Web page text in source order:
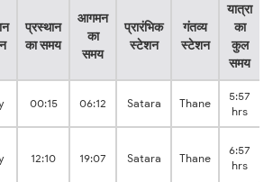
प्रस्थान
का समय
आगमन
का
समय
प्रारंभिक
स्टेशन
गंतव्य
स्टेशन
यात्रा
का
कुल
समय
00:15 06:12 Satara Thane
5:57
hrs
12:10 19:07 Satara Thane
6:57
hrs